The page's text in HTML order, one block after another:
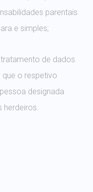
parentais
e simples;
de dados
o respetivo
designada